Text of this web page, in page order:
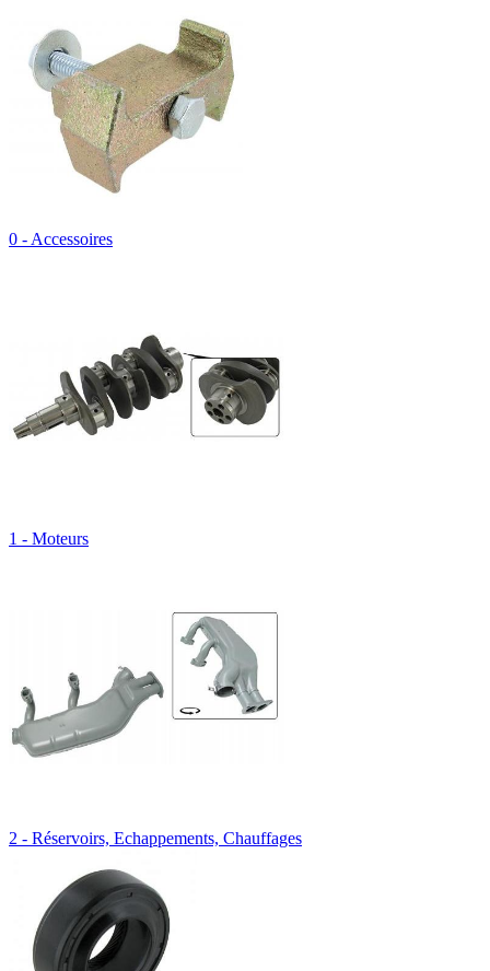
0 - Accessoires
1 - Moteurs
2 - Réservoirs, Echappements, Chauffages